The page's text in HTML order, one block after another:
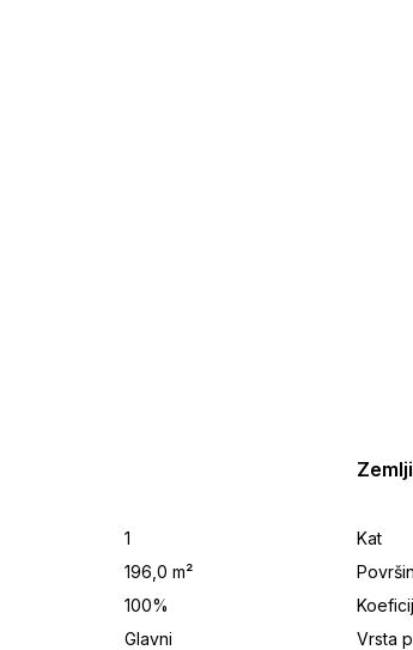
1
196,0 m²
100%
Glavni
Kat
Vrsta